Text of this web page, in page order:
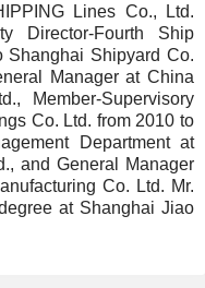
Lines Co., Ltd.
Director-Fourth Ship
Shanghai Shipyard Co.
Manager at China
Member-Supervisory
Co. Ltd. from 2010 to
Department at
and General Manager
Co. Ltd. Mr.
at Shanghai Jiao